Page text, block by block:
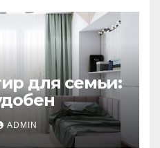
для семьи:
ADMIN